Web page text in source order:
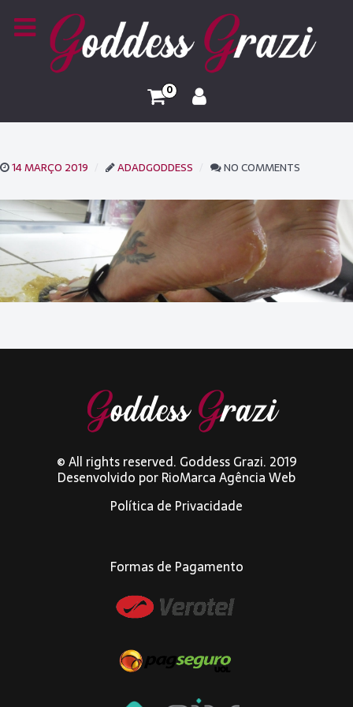
0
14 MARÇO 2019 ADADGODDESS NO COMMENTS
© All rights reserved. Goddess Grazi. 2019
Desenvolvido porRioMarca Agência Web
Política de Privacidade
Formas de Pagamento